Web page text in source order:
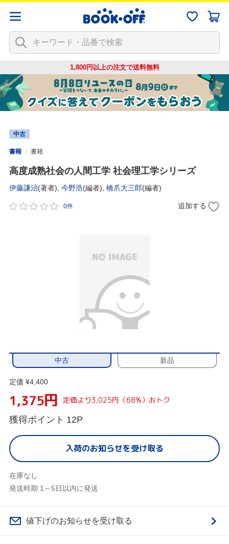
1,800円以上の注文で送料無料
中古
書籍 書籍
高度成熟社会の人間工学 社会理工学シリーズ
伊藤謙治(著者), 今野浩(編者), 橋爪大三郎(編者)
0件 追加する
中古 新品
定価 ¥4,400
1,375円 定価より3,025円（68%）おトク
獲得ポイント 12P
入荷のお知らせを受け取る
在庫なし
発送時期 1～5日以内に発送
値下げのお知らせを受け取る